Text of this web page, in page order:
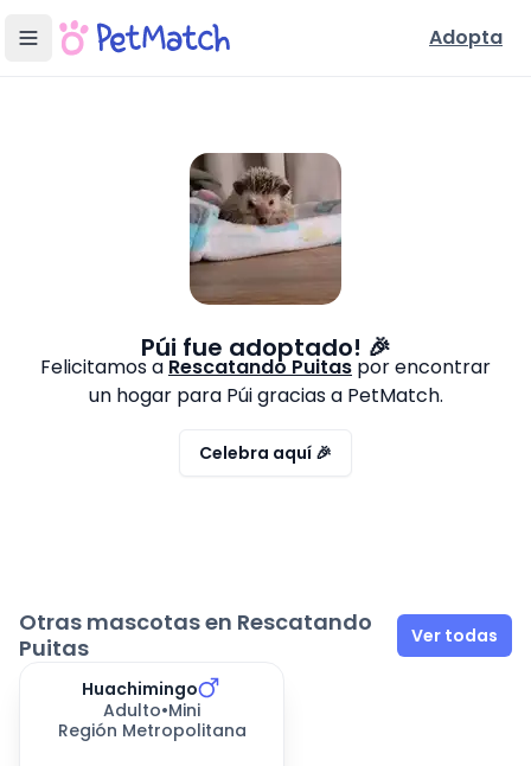
Adopta
Púi fue adoptado! 🎉
Felicitamos a Rescatando Puitas por encontrar
un hogar para Púigracias a PetMatch.
Celebra aquí 🎉
Otras mascotas en Rescatando
Puitas
Ver todas
Huachimingo
Adulto•Mini
Región Metropolitana